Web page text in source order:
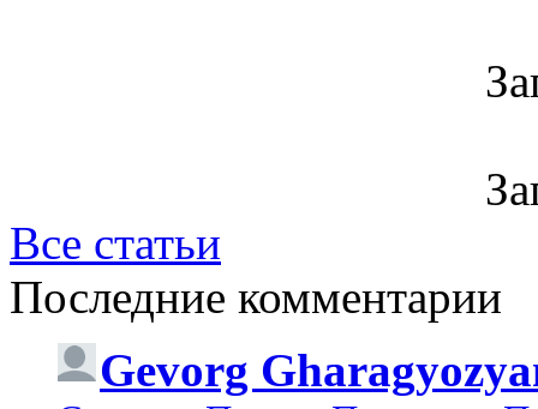
Все статьи
Последние комментарии
Gevorg